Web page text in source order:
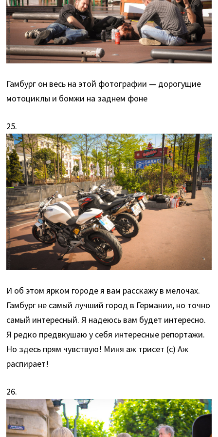
Гамбург он весь на этой фотографии — дорогущие
мотоциклы и бомжи на заднем фоне
25.
И об этом ярком городе я вам расскажу в мелочах.
Гамбург не самый лучший город в Германии, но точно
самый интересный. Я надеюсь вам будет интересно.
Я редко предвкушаю у себя интересные репортажи.
Но здесь прям чувствую! Миня аж трисет (с) Аж
распирает!
26.